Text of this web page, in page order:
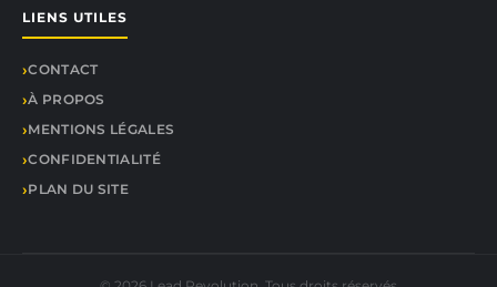
LIENS UTILES
CONTACT
À PROPOS
MENTIONS LÉGALES
CONFIDENTIALITÉ
PLAN DU SITE